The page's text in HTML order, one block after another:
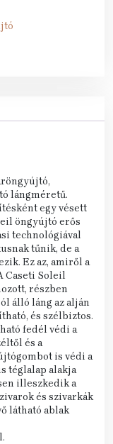
lángméretű.
egy vésett
öngyújtó erős
technológiával
tűnik, de a
Ez az, amiről a
Caseti Soleil
részben
álló láng az alján
és szélbiztos.
fedél védi a
és a
is védi a
téglalap alakja
illeszkedik a
és szivarkák
látható ablak